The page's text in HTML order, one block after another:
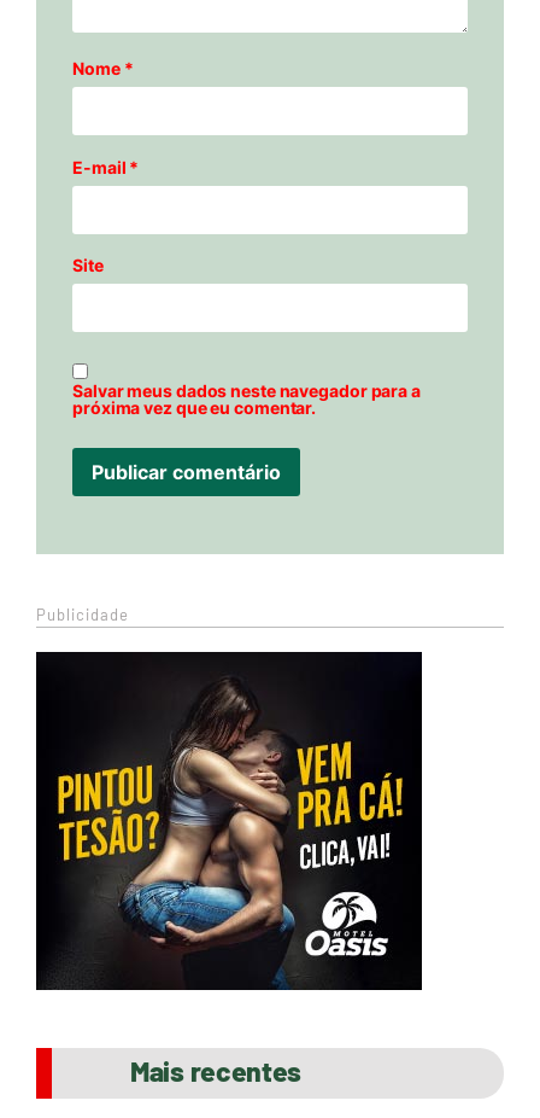
Nome *
E-mail *
Site
Salvar meus dados neste navegador para a
próxima vez que eu comentar.
Publicidade
Mais recentes